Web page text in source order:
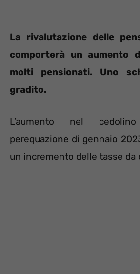
La rivalutazione delle
comporterà un aumento
molti pensionati. Uno
gradito.
L’aumento nel
perequazione di gennaio
un incremento delle tasse da